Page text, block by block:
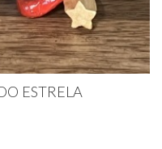
ESTRELA